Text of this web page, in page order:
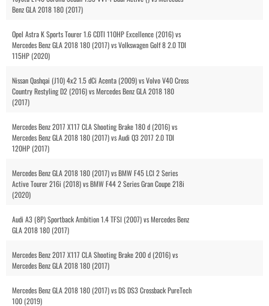
Benz GLA 2018 180 (2017)
Opel Astra K Sports Tourer 1.6 CDTI 110HP Excellence (2016) vs
Mercedes Benz GLA 2018 180 (2017) vs Volkswagen Golf 8 2.0 TDI
115HP (2020)
Nissan Qashqai (J10) 4x2 1.5 dCi Acenta (2009) vs Volvo V40 Cross
Country Restyling D2 (2016) vs Mercedes Benz GLA 2018 180
(2017)
Mercedes Benz 2017 X117 CLA Shooting Brake 180 d (2016) vs
Mercedes Benz GLA 2018 180 (2017) vs Audi Q3 2017 2.0 TDI
120HP (2017)
Mercedes Benz GLA 2018 180 (2017) vs BMW F45 LCI 2 Series
Active Tourer 216i (2018) vs BMW F44 2 Series Gran Coupe 218i
(2020)
Audi A3 (8P) Sportback Ambition 1.4 TFSI (2007) vs Mercedes Benz
GLA 2018 180 (2017)
Mercedes Benz 2017 X117 CLA Shooting Brake 200 d (2016) vs
Mercedes Benz GLA 2018 180 (2017)
Mercedes Benz GLA 2018 180 (2017) vs DS DS3 Crossback PureTech
100 (2019)